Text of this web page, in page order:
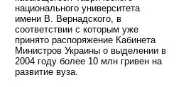
национального университета
имени В. Вернадского, в
соответствии с которым уже
принято распоряжение Кабинета
Министров Украины о выделении в
2004 году более 10 млн гривен на
развитие вуза.